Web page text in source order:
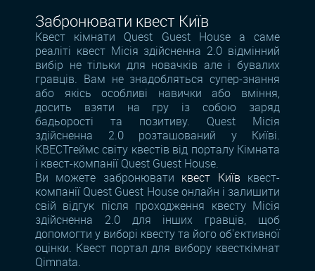
Забронювати квест Київ
Квест кімнати Quest Guest House а саме
реаліті квест Місія здійсненна 2.0 відмінний
вибір не тільки для новачків але і бувалих
гравців. Вам не знадобляться супер-знання
або якісь особливі навички або вміння,
досить взяти на гру із собою заряд
бадьорості та позитиву. Quest Місія
здійсненна 2.0 розташований у Київі.
КВЕСТгеймс світу квестів від порталу Кімната
і квест-компанії Quest Guest House.
Ви можете забронювати квест Київ квест-
компанії Quest Guest House онлайн і залишити
свій відгук після проходження квесту Місія
здійсненна 2.0 для інших гравців, щоб
допомогти у виборі квесту та його об'єктивної
оцінки. Квест портал для вибору квесткімнат
Qimnata.